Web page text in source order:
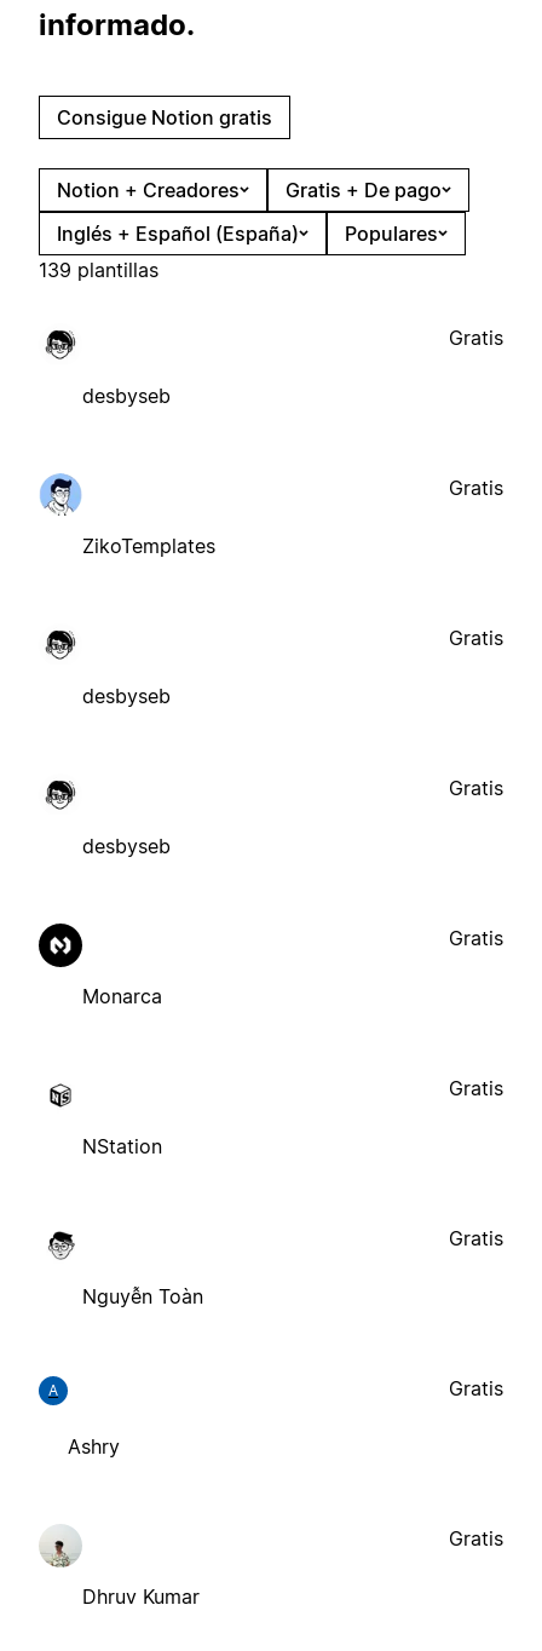
informado.
Consigue Notion gratis
Notion + Creadores
Gratis + De pago
Inglés + Español (España)
Populares
139 plantillas
desbyseb
Gratis
ZikoTemplates
Gratis
desbyseb
Gratis
desbyseb
Gratis
Monarca
Gratis
NStation
Gratis
Nguyễn Toàn
Gratis
A
Ashry
Gratis
Dhruv Kumar
Gratis